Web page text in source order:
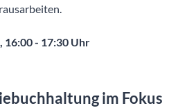
16:00 - 17:30 Uhr
im Fokus